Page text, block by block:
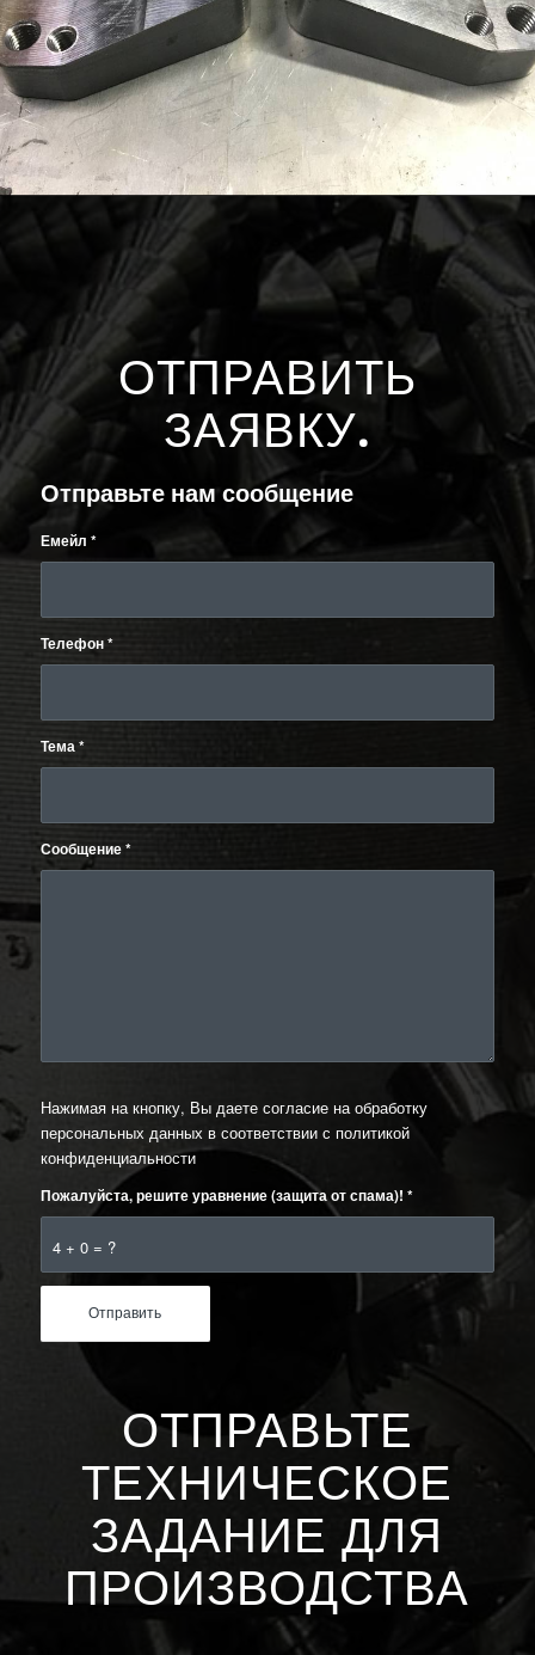
ОТПРАВИТЬ
ЗАЯВКУ.
Отправьте нам сообщение
Емейл *
Телефон*
Тема*
Сообщение*
Нажимая на кнопку, Вы даете согласие на обработку
персональных данных в соответствии с политикой
конфиденциальности
4 + 0 = ?
Пожалуйста, решите уравнение (защита от спама)! *
ОТПРАВЬТЕ
ТЕХНИЧЕСКОЕ
ЗАДАНИЕ ДЛЯ
ПРОИЗВОДСТВА